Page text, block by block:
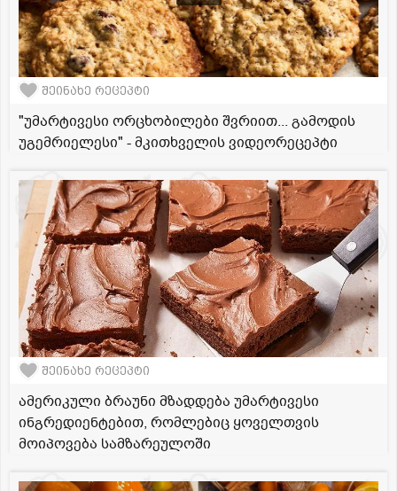
შეინახე რეცეპტი
"უმარტივესი ორცხობილები შვრიით... გამოდის
უგემრიელესი" - მკითხველის ვიდეორეცეპტი
შეინახე რეცეპტი
ამერიკული ბრაუნი მზადდება უმარტივესი
ინგრედიენტებით, რომლებიც ყოველთვის
მოიპოვება სამზარეულოში